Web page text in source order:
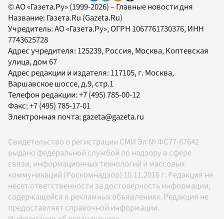
© АО «Газета.Ру» (1999-2026) – Главные новости дня
Название: Газета.Ru (Gazeta.Ru)
Учредитель:АО «Газета.Ру», ОГРН 1067761730376, ИНН
7743625728
Адрес учредителя: 125239, Россия, Москва, Коптевская
улица, дом 67
Адрес редакции и издателя: 117105, г. Москва,
Варшавское шоссе, д.9, стр.1
Телефон редакции:+7 (495) 785-00-12
Факс:+7 (495) 785-17-01
Электронная почта: gazeta@gazeta.ru
Свидетельство о регистрации СМИ Эл № ФС77-67642
выдано федеральной службой по надзору в сфере
связи, информационных технологий и массовых
коммуникаций (Роскомнадзор) 10.11.2016 г. Редакция не
несет ответственности за достоверность информации,
содержащейся в рекламных объявлениях. Редакция не
предоставляет справочной информации.